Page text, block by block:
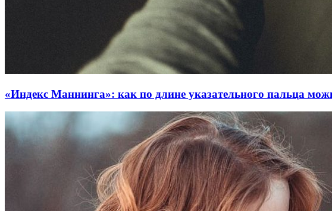
«Индекс Маннинга»: как по длине указательного пальца